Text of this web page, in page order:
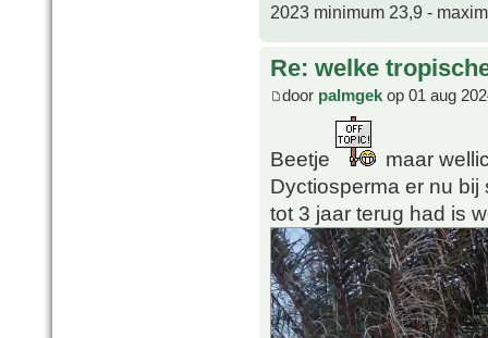
2023 minimum 23,9 -
Re: welke
door palmgek op 01 aug
Beetje
maar
Dyctiosperma er nu
tot 3 jaar terug had is